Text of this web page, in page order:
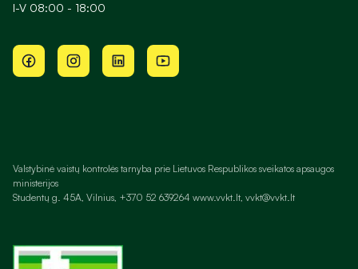
I-V 08:00 - 18:00
Valstybinė vaistų kontrolės tarnyba prie Lietuvos Respublikos sveikatos apsaugos
ministerijos
Studentų g. 45A, Vilnius, +370 52 639264 www.vvkt.lt, vvkt@vvkt.lt